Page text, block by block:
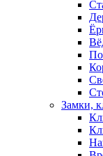
Замки,